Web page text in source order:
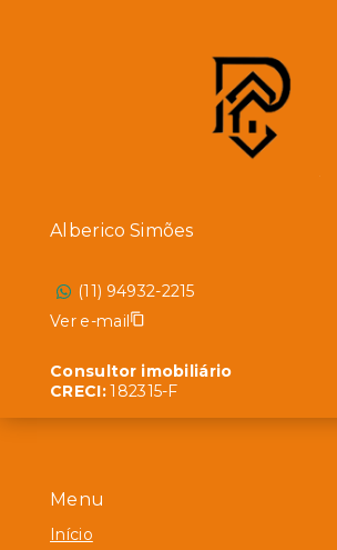
Menu
Início
Alberico Simões
(11) 94932-2215
Ver e-mail
Consultor imobiliário
CRECI:182315-F